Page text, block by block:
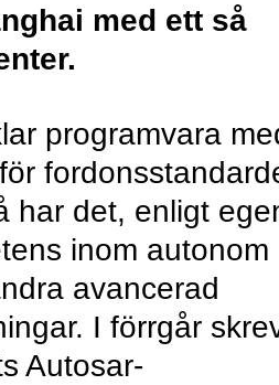
med ett så
programvara
har det, enligt
inom autonom
avancerad
I förrgår
Autosar-